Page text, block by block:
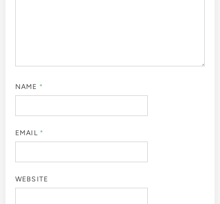
NAME *
EMAIL *
WEBSITE